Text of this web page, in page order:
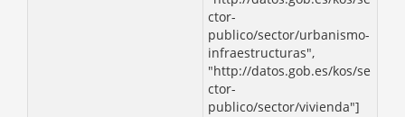
ctor-
publico/sector/urbanismo-
infraestructuras",
"http://datos.gob.es/kos/se
ctor-
publico/sector/vivienda"]